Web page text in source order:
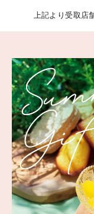
上記より受取店